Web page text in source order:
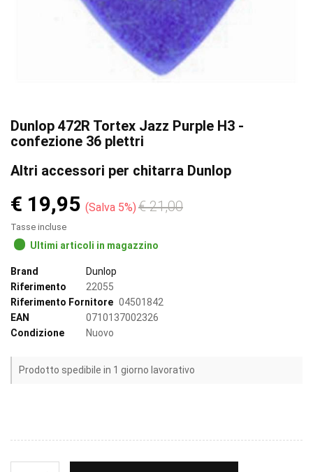
Dunlop 472R Tortex Jazz Purple H3 -
confezione 36 plettri
Altri accessori per chitarra Dunlop
€ 19,95 Salva 5% € 21,00
Tasse incluse
Ultimi articoli in magazzino
Brand
Dunlop
Riferimento
22055
Riferimento Fornitore 04501842
EAN
0710137002326
Condizione
Nuovo
Prodotto spedibile in 1 giorno lavorativo